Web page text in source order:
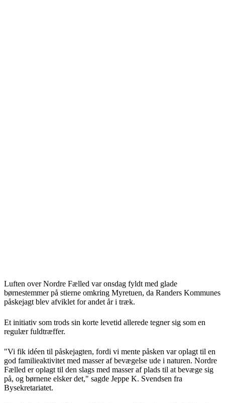
Luften over Nordre Fælled var onsdag fyldt med glade
børnestemmer på stierne omkring Myretuen, da Randers Kommunes
påskejagt blev afviklet for andet år i træk.
Et initiativ som trods sin korte levetid allerede tegner sig som en
regulær fuldtræffer.
"Vi fik idéen til påskejagten, fordi vi mente påsken var oplagt til en
god familieaktivitet med masser af bevægelse ude i naturen. Nordre
Fælled er oplagt til den slags med masser af plads til at bevæge sig
på, og børnene elsker det," sagde Jeppe K. Svendsen fra
Bysekretariatet.